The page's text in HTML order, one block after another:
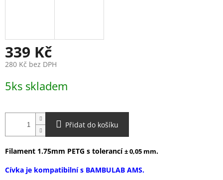
339 Kč
280 Kč bez DPH
cena:
5ks skladem
Přidat do košíku
Filament 1.75mm PETG s tolerancí± 0,05 mm.
Cívka je kompatibilní s BAMBULAB AMS.